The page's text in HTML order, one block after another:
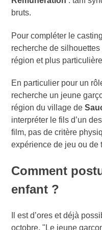
bruts.
Pour compléter le
recherche de
région et plus
En particulier pour un
recherche un jeune
région du village de
interpréter le fils d’un
film, pas de critère
expérience de jeu ou de
Comment
enfant ?
Il est d’ores et déjà
octobre. "Le jeune